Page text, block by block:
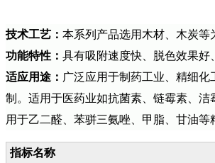
技术工艺： 本系列产品选用木材、木炭等
功能特性： 具有吸附速度快、脱色效果好
适应用途： 广泛应用于制药工业、精细
制。适用于医药业如抗菌素、链霉素、
用于乙二醛、苯骈三氨唑、甲脂、甘油等
指标名称